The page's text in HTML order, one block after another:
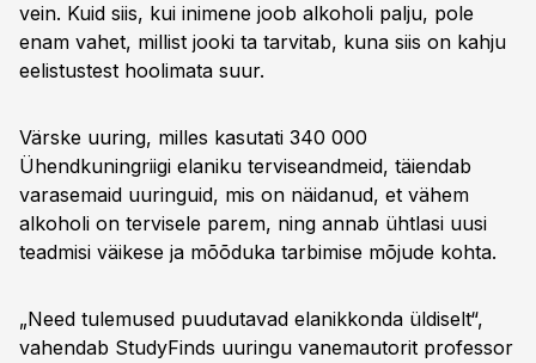
vein. Kuid siis, kui inimene joob alkoholi palju, pole
enam vahet, millist jooki ta tarvitab, kuna siis on kahju
eelistustest hoolimata suur.
Värske uuring, milles kasutati 340 000
Ühendkuningriigi elaniku terviseandmeid, täiendab
varasemaid uuringuid, mis on näidanud, et vähem
alkoholi on tervisele parem, ning annab ühtlasi uusi
teadmisi väikese ja mõõduka tarbimise mõjude kohta.
„Need tulemused puudutavad elanikkonda üldiselt“,
vahendab StudyFinds uuringu vanemautorit professor